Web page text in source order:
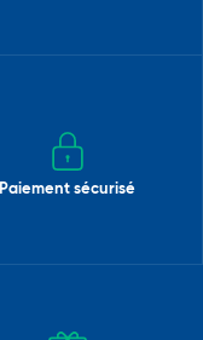
Paiement sécurisé